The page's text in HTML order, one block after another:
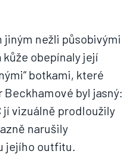
jiným nežli působivými
obepínaly její
botkami, které
byl jasný:
jí vizuálně prodloužily
narušily
jejího outfitu.